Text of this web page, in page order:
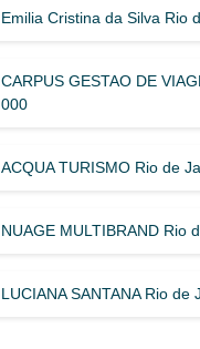
Emilia Cristina da Silva Rio
CARPUS GESTAO DE
000
ACQUA TURISMO Rio de
NUAGE MULTIBRAND Rio
LUCIANA SANTANA Rio